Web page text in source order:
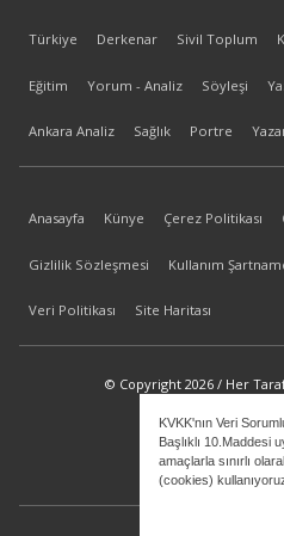
KVKK'nın Veri
Başlıklı 10.Maddesi
amaçlarla sınırlı
(cookies)
Türkiye Derkenar Sivil Toplum
Eğitim Yorum - Analiz Söyleşi
Ankara Analiz Sağlık Portre
Anasayfa Künye Çerez Politikası
Gizlilik Sözleşmesi Kullanım
Veri Politikası Site Haritası
© Copyright 2026 / Her